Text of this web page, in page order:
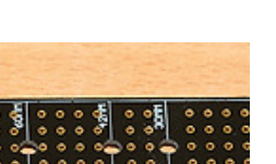
실제로 어떤 성능을 내는지 벤치마크
의 S2G는 M.2 2280 모델 입니다. 그
로 테스트를 해봅니다. 플렉스터,
렉스터 스티커가 크게 붙어 있습니